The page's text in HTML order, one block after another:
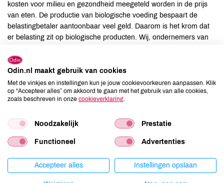
kosten voor milieu en gezondheid meegeteld worden in de prijs
van eten. De productie van biologische voeding bespaart de
belastingbetaler aantoonbaar veel geld. Daarom is het krom dat
er belasting zit op biologische producten. Wij, ondernemers van
is recht te zetten. Vind jij ook dat we de echte prijs voor eten
moeten betalen? Doe mee!Teken dan hier de petitie: geen btw
op bio.
Ons doel: in 100 dagen naar 0%. Oftewel, in de eerste 100 dagen
van het kabinet willen we dat ze een slimme keuze maken en
Datum
14 november 2017
Odin.nl maakt gebruik van cookies
Met de vinkjes en instellingen kun je jouw cookievoorkeuren aanpassen. Klik
op “Accepteer alles” om akkoord te gaan met het gebruik van alle cookies,
zoals beschreven in onze cookieverklaring.
Noodzakelijk Prestatie
Functioneel Advertenties
Accepteer alles Instellingen opslaan